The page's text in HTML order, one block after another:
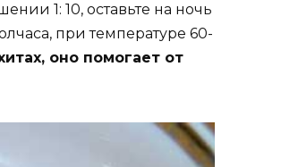
1: 10, оставьте на ночь
при температуре 60-
оно помогает от